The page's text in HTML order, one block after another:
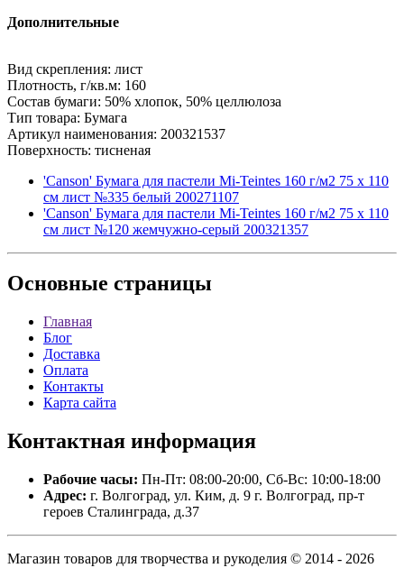
Дополнительные
Вид скрепления: лист
Плотность, г/кв.м: 160
Состав бумаги: 50% хлопок, 50% целлюлоза
Тип товара: Бумага
Артикул наименования: 200321537
Поверхность: тисненая
'Canson' Бумага для пастели Mi-Teintes 160 г/м2 75 х 110
см лист №335 белый 200271107
'Canson' Бумага для пастели Mi-Teintes 160 г/м2 75 х 110
см лист №120 жемчужно-серый 200321357
Основные страницы
Главная
Блог
Доставка
Оплата
Контакты
Карта сайта
Контактная информация
Рабочие часы: Пн-Пт: 08:00-20:00, Сб-Вс: 10:00-18:00
Адрес: г. Волгоград, ул. Ким, д. 9 г. Волгоград, пр-т
героев Сталинграда, д.37
Магазин товаров для творчества и рукоделия © 2014 - 2026